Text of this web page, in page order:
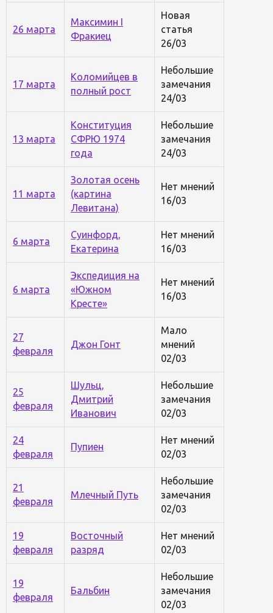
26 марта
Максимин I
Фракиец
Новая
статья
26/03
17 марта
Коломийцев в
полный рост
Небольшие
замечания
24/03
13 марта
Конституция
СФРЮ 1974
года
Небольшие
замечания
24/03
11 марта
Золотая осень
(картина
Левитана)
Нет мнений
16/03
6 марта
Суинфорд,
Екатерина
Нет мнений
16/03
6 марта
Экспедиция на
«Южном
Кресте»
Нет мнений
16/03
27
февраля
Джон Гонт
Мало
мнений
02/03
25
февраля
Шульц,
Дмитрий
Иванович
Небольшие
замечания
02/03
24
февраля
Пупиен
Нет мнений
02/03
21
февраля
Млечный Путь
Небольшие
замечания
02/03
19
февраля
Восточный
разряд
Нет мнений
02/03
19
февраля
Бальбин
Небольшие
замечания
02/03